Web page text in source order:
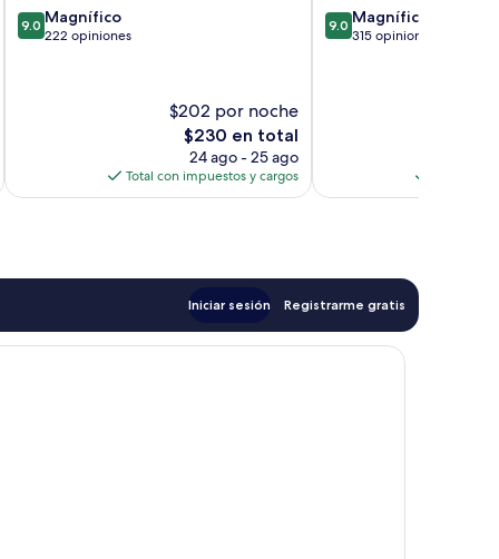
9.0
de
9.0 Magnífico
222 opiniones
$202 por noche
El
precio
actual
es
$230 en total
24 ago - 25 ago
Total con impuestos y cargos
9.0
de
9.0 Magnífico
315 opiniones
Iniciar sesión Registrarme gratis